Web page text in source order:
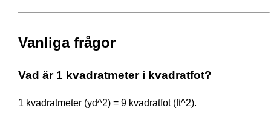
Vanliga frågor
Vad är 1 kvadratmeter i kvadratfot?
1 kvadratmeter (yd^2) = 9 kvadratfot (ft^2).